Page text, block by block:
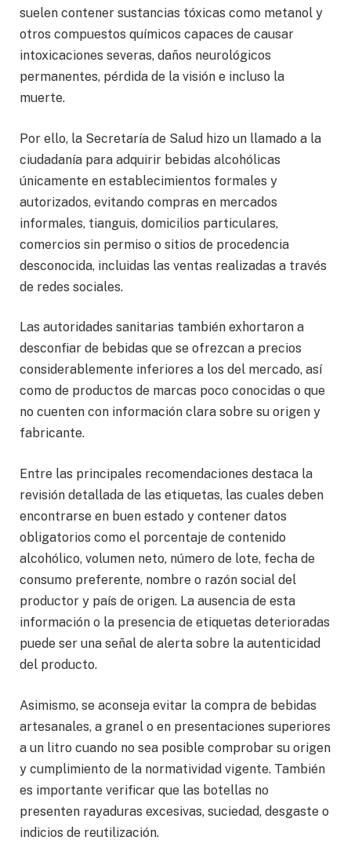
suelen contener sustancias tóxicas como metanol y
otros compuestos químicos capaces de causar
intoxicaciones severas, daños neurológicos
permanentes, pérdida de la visión e incluso la
muerte.
Por ello, la Secretaría de Salud hizo un llamado a la
ciudadanía para adquirir bebidas alcohólicas
únicamente en establecimientos formales y
autorizados, evitando compras en mercados
informales, tianguis, domicilios particulares,
comercios sin permiso o sitios de procedencia
desconocida, incluidas las ventas realizadas a través
de redes sociales.
Las autoridades sanitarias también exhortaron a
desconfiar de bebidas que se ofrezcan a precios
considerablemente inferiores a los del mercado, así
como de productos de marcas poco conocidas o que
no cuenten con información clara sobre su origen y
fabricante.
Entre las principales recomendaciones destaca la
revisión detallada de las etiquetas, las cuales deben
encontrarse en buen estado y contener datos
obligatorios como el porcentaje de contenido
alcohólico, volumen neto, número de lote, fecha de
consumo preferente, nombre o razón social del
productor y país de origen. La ausencia de esta
información o la presencia de etiquetas deterioradas
puede ser una señal de alerta sobre la autenticidad
del producto.
Asimismo, se aconseja evitar la compra de bebidas
artesanales, a granel o en presentaciones superiores
a un litro cuando no sea posible comprobar su origen
y cumplimiento de la normatividad vigente. También
es importante verificar que las botellas no
presenten rayaduras excesivas, suciedad, desgaste o
indicios de reutilización.